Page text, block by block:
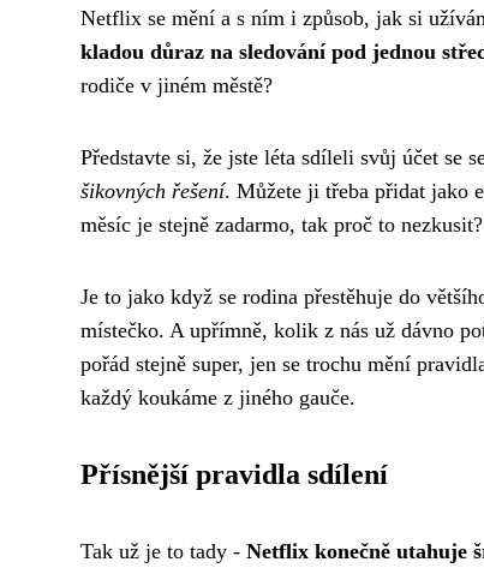
Netflix se mění a s ním i způsob, jak si
kladou důraz na sledování pod jednou
rodiče v jiném městě?
Představte si, že jste léta sdíleli svůj účet se
šikovných řešení. Můžete ji třeba přidat jako
měsíc je stejně zadarmo, tak proč to nezkusit?
Je to jako když se rodina přestěhuje do
místečko. A upřímně, kolik z nás už dávno
pořád stejně super, jen se trochu mění
každý koukáme z jiného gauče.
Přísnější pravidla sdílení
Tak už je to tady - Netflix konečně utahuje